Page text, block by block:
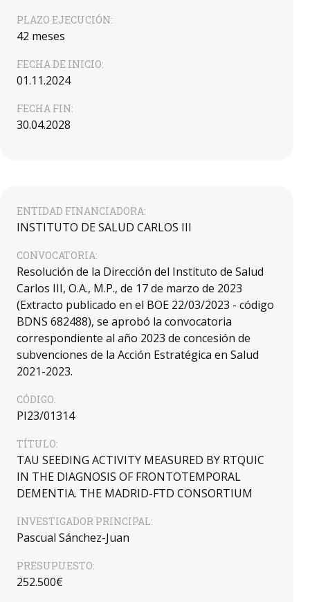
PLAZO EJECUCIÓN:
42 meses
FECHA DE INICIO:
01.11.2024
FECHA FIN:
30.04.2028
ENTIDAD FINANCIADORA:
INSTITUTO DE SALUD CARLOS III
CONVOCATORIA:
Resolución de la Dirección del Instituto de Salud
Carlos III, O.A., M.P., de 17 de marzo de 2023
(Extracto publicado en el BOE 22/03/2023 - código
BDNS 682488), se aprobó la convocatoria
correspondiente al año 2023 de concesión de
subvenciones de la Acción Estratégica en Salud
2021-2023.
CÓDIGO:
PI23/01314
TÍTULO:
TAU SEEDING ACTIVITY MEASURED BY RTQUIC
IN THE DIAGNOSIS OF FRONTOTEMPORAL
DEMENTIA. THE MADRID-FTD CONSORTIUM
INVESTIGADOR PRINCIPAL:
Pascual Sánchez-Juan
PRESUPUESTO:
252.500€